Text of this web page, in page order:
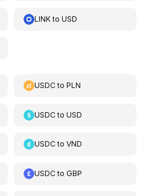
LINKtoUSD
USDCtoPLN
USDCtoUSD
USDCtoVND
USDCtoGBP